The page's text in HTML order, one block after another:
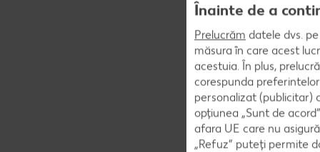
Înainte de a
Prelucrăm datele dvs.
măsura în care acest
acestuia. În plus,
corespunda
personalizat (publicitar)
opțiunea „Sunt de
afara UE care nu
„Refuz” puteți permite